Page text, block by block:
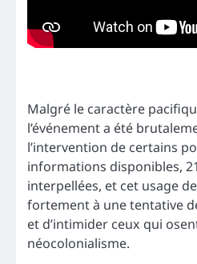
Malgré le caractère
l’événement a été
l’intervention de certains
informations disponibles,
interpellées, et cet usage
fortement à une tentative
et d’intimider ceux qui
néocolonialisme.